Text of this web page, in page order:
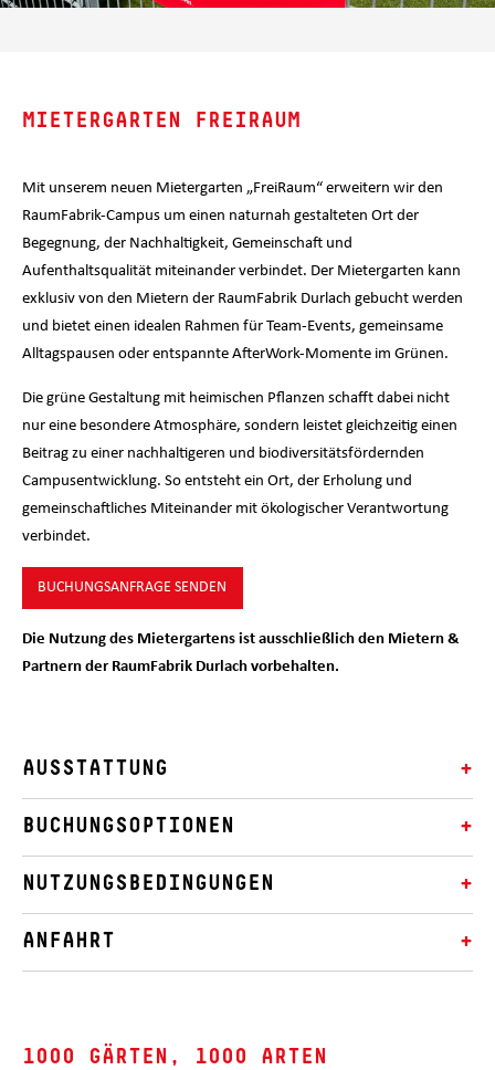
MIETERGARTEN FREIRAUM
Mit unserem neuen Mietergarten „FreiRaum“ erweitern wir den
RaumFabrik-Campus um einen naturnah gestalteten Ort der
Begegnung, der Nachhaltigkeit, Gemeinschaft und
Aufenthaltsqualität miteinander verbindet. Der Mietergarten kann
exklusiv von den Mietern der RaumFabrik Durlach gebucht werden
und bietet einen idealen Rahmen für Team-Events, gemeinsame
Alltagspausen oder entspannte AfterWork-Momente im Grünen.
Die grüne Gestaltung mit heimischen Pflanzen schafft dabei nicht
nur eine besondere Atmosphäre, sondern leistet gleichzeitig einen
Beitrag zu einer nachhaltigeren und biodiversitätsfördernden
Campusentwicklung. So entsteht ein Ort, der Erholung und
gemeinschaftliches Miteinander mit ökologischer Verantwortung
verbindet.
BUCHUNGSANFRAGE SENDEN
Die Nutzung des Mietergartens ist ausschließlich den Mietern &
Partnern der RaumFabrik Durlach vorbehalten.
AUSSTATTUNG
BUCHUNGSOPTIONEN
NUTZUNGSBEDINGUNGEN
ANFAHRT
1000 GÄRTEN, 1000 ARTEN